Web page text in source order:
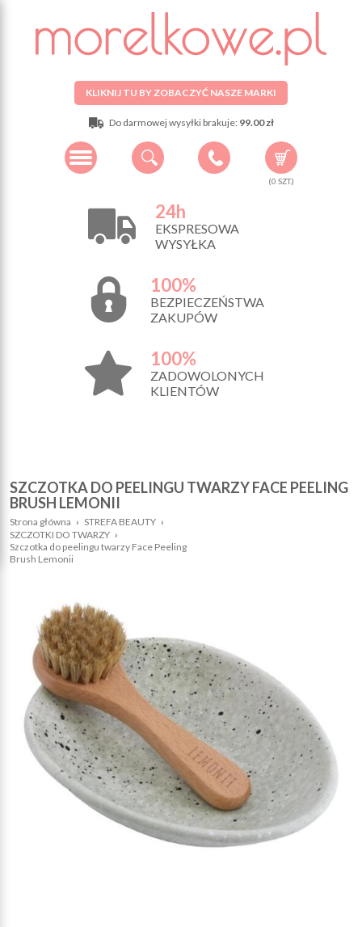
KLIKNIJ TU BY ZOBACZYĆ NASZE MARKI
Do darmowej wysyłki brakuje: 99.00 zł
(0 SZT.)
24h
EKSPRESOWA
WYSYŁKA
100%
BEZPIECZEŃSTWA
ZAKUPÓW
100%
ZADOWOLONYCH
KLIENTÓW
SZCZOTKA DO PEELINGU TWARZY FACE PEELING
BRUSH LEMONII
Strona główna › STREFA BEAUTY ›
SZCZOTKI DO TWARZY ›
Szczotka do peelingu twarzy Face Peeling
Brush Lemonii